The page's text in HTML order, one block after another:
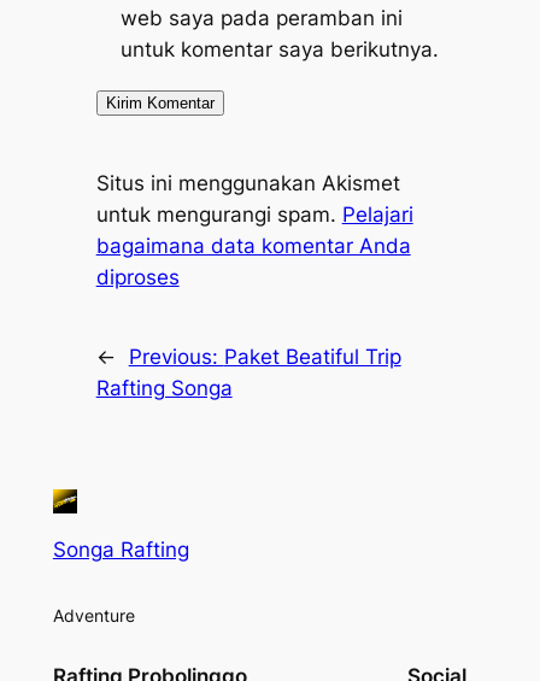
web saya pada peramban ini
untuk komentar saya berikutnya.
Situs ini menggunakan Akismet
untuk mengurangi spam. Pelajari
bagaimana data komentar Anda
diproses
← Previous: Paket Beatiful Trip
Rafting Songa
Songa Rafting
Adventure
Rafting Probolinggo Social